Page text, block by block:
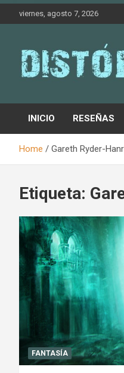
Skip
viernes, agosto 7, 2026
Distópolis
INICIO RESEÑAS
Home Gareth Ryder-
Etiqueta:
FANTASÍA